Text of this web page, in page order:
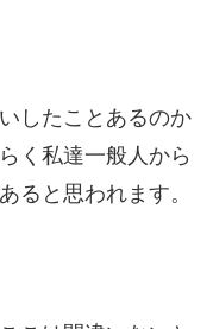
したことあるのか
く私達一般人から
ると思われます。